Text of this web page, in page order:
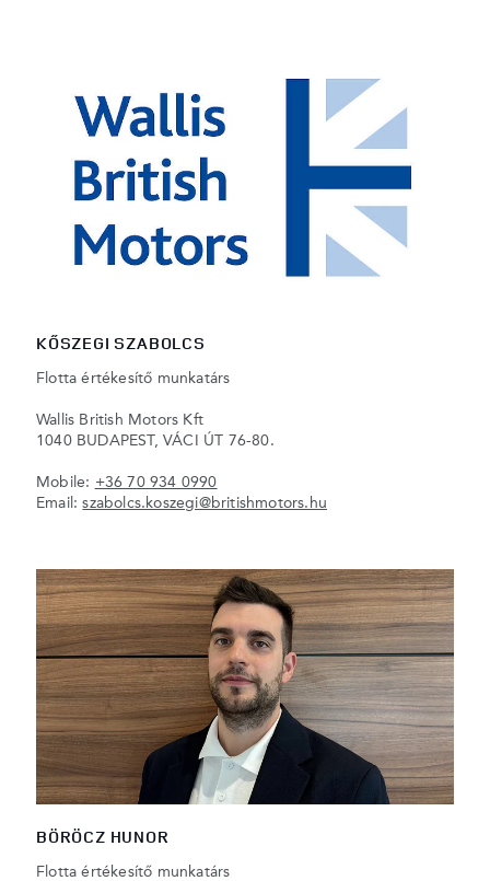
KŐSZEGI SZABOLCS
Flotta értékesítő munkatárs
Wallis British Motors Kft
1040 BUDAPEST, VÁCI ÚT 76-80.
Mobile: +36 70 934 0990
Email:szabolcs.koszegi@britishmotors.hu
BÖRÖCZ HUNOR
Flotta értékesítő munkatárs